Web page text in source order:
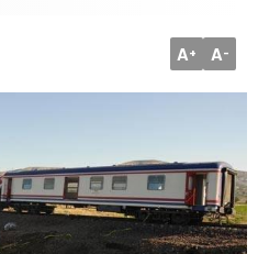
A+ A-